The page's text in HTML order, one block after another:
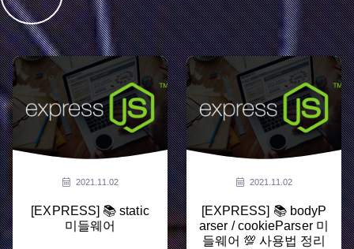
2021.11.02
[EXPRESS] 📚 static
미들웨어
2021.11.02
[EXPRESS] 📚 bodyP
arser / cookieParser 미
들웨어 💯 사용법 정리